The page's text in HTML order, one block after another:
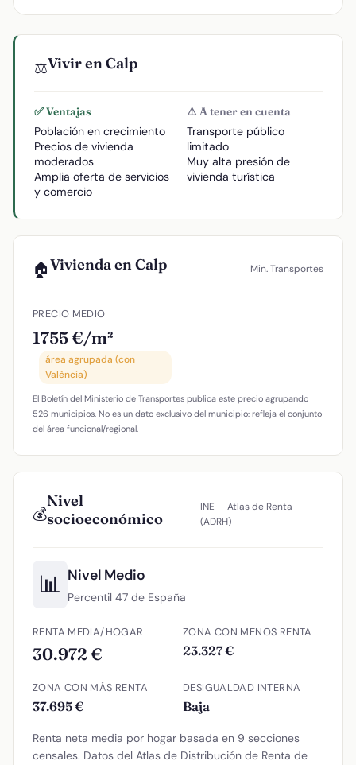
⚖️Vivir en Calp
✅ Ventajas
Población en crecimiento
Precios de vivienda
moderados
Amplia oferta de servicios
y comercio
⚠️ A tener en cuenta
Transporte público
limitado
Muy alta presión de
vivienda turística
🏠Vivienda en Calp Min. Transportes
PRECIO MEDIO
1755 €/m²
área agrupada (con
València)
El Boletín del Ministerio de Transportes publica este precio agrupando
526 municipios. No es un dato exclusivo del municipio: refleja el conjunto
del área funcional/regional.
💰
Nivel
socioeconómico
INE — Atlas de Renta
(ADRH)
📊 Nivel Medio
Percentil 47 de España
RENTA MEDIA/HOGAR
30.972 €
ZONA CON MENOS RENTA
23.327 €
ZONA CON MÁS RENTA
37.695 €
DESIGUALDAD INTERNA
Baja
Renta neta media por hogar basada en 9 secciones
censales. Datos del Atlas de Distribución de Renta de